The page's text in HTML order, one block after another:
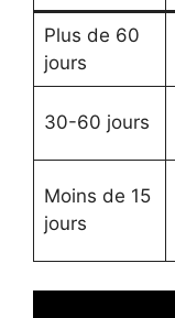
Plus de 60
jours
30-60 jours
Moins de 15
jours